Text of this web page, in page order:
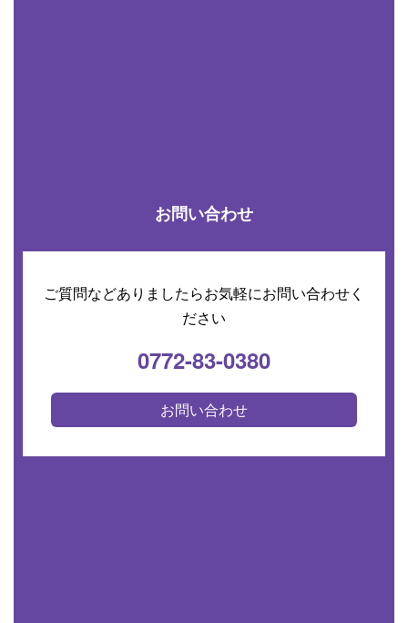
お問い合わせ
ご質問などありましたらお気軽にお問い合わせく
ださい
0772-83-0380
お問い合わせ